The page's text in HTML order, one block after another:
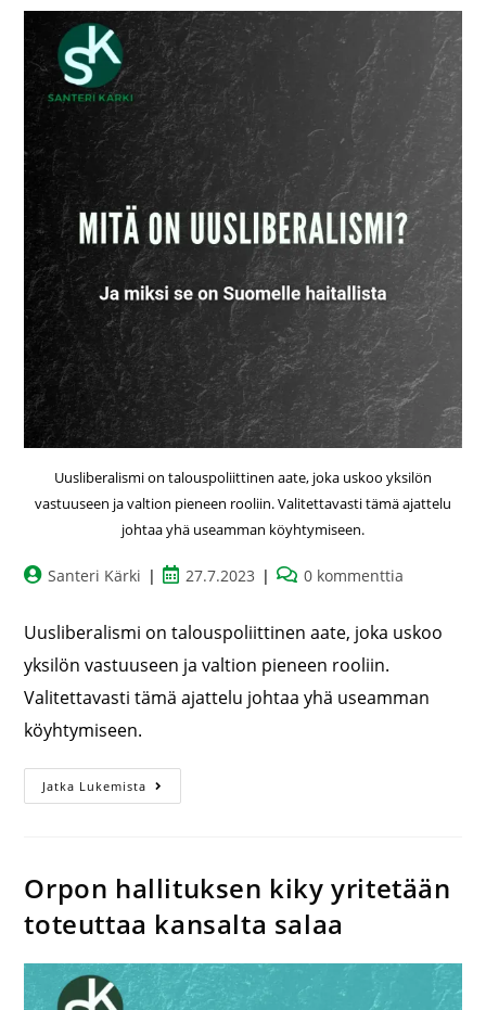
Uusliberalismi on talouspoliittinen aate, joka uskoo yksilön
vastuuseen ja valtion pieneen rooliin. Valitettavasti tämä ajattelu
johtaa yhä useamman köyhtymiseen.
Santeri Kärki 27.7.2023 0 kommenttia
Uusliberalismi on talouspoliittinen aate, joka uskoo
yksilön vastuuseen ja valtion pieneen rooliin.
Valitettavasti tämä ajattelu johtaa yhä useamman
köyhtymiseen.
Jatka Lukemista
Orpon hallituksen kiky yritetään
toteuttaa kansalta salaa